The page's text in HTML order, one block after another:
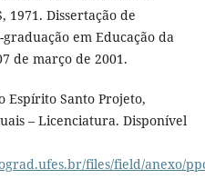
1971. Dissertação de
em Educação da
de março de 2001.
Espírito Santo Projeto,
– Licenciatura. Disponível
files/field/anexo/